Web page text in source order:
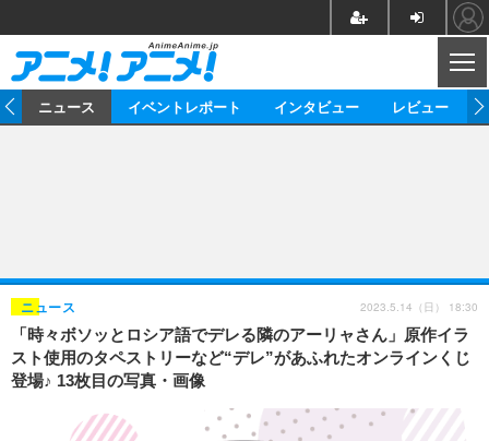
ゲーム グッズ
イベント
海外イベント ビジネス
俳優・タレント アーティスト
ビジネス
アニメ 実写
書評
ゲーム 座談会
動画
アニメ
アニメ！アニメ！TV ABEMA Cafe
連載・コラム
ニュース イベントレポート インタビュー レビュー
「時々ボソッとロシア語でデレる隣のアーリャさん」原作イラ
スト使用のタペストリーなど“デレ”があふれたオンラインくじ
登場♪ 13枚目の写真・画像
ニュース 2023.5.14（日） 18:30